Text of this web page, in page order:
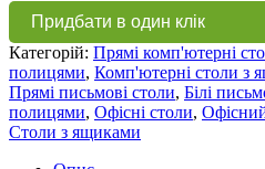
кількість
Придбати в один клік
Категорій: Прямі комп'ютерні
полицями, Комп'ютерні столи з
Прямі письмові столи, Білі
полицями, Офісні столи,
Столи з ящиками